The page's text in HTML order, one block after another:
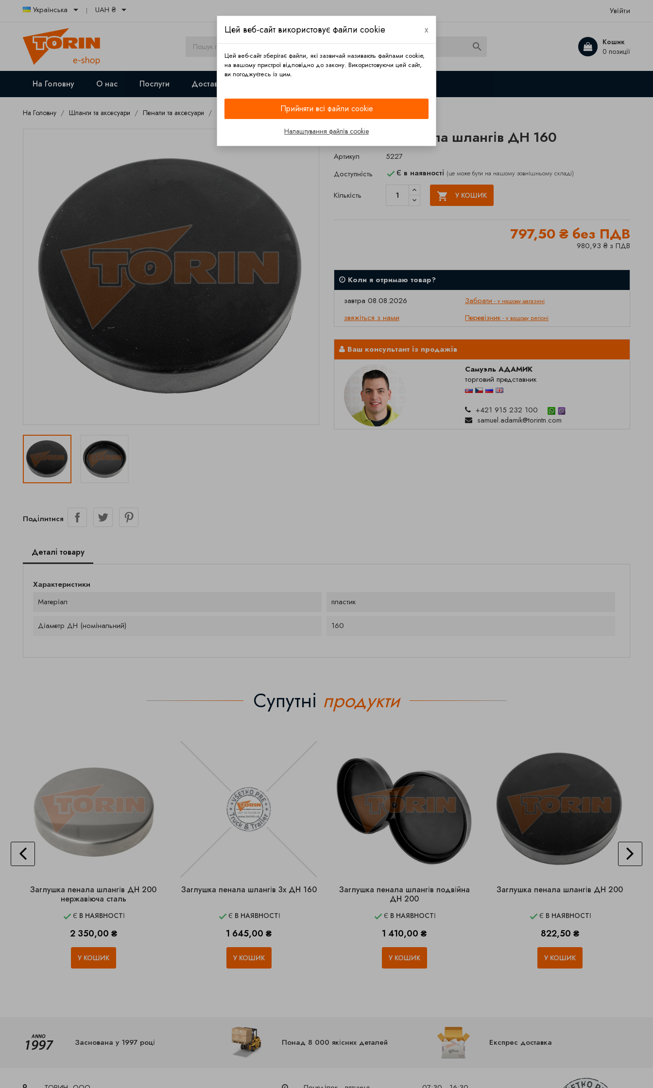
Українська  UAH ₴  Увійти
Кошик
0 позиції

На Головну О нас Послуги Доставка
На Головну Шланги та аксесуари Пенали та аксесуари Заглушка пенала шлангів ДН 160
Заглушка пенала шлангів ДН 160
Артикул
5227
Доступність
 Є в наявності (це може бути на нашому зовнішньому складі)
Кількість  У КОШИК
797,50 ₴ без ПДВ
980,93 ₴ з ПДВ
Коли я отримаю товар?
завтра 08.08.2026
Забрати - у нашому магазині
звяжіться з нами Перевізник - у вашому регіоні
Ваш консультант із продажів
Самуэль АДАМИК
торговий представник
+421 915 232 100
samuel.adamik@torintn.com
Поділитися
Деталі товару
Характеристики
Матеріал
пластик
Діаметр ДН (номінальний) 160
Супутні продукти
Заглушка пенала шлангів ДН 200
нержавіюча сталь
 Є В НАЯВНОСТІ
Ціна
2 350,00 ₴
У КОШИК
Заглушка пенала шлангів 3x ДН 160
 Є В НАЯВНОСТІ
Ціна
1 645,00 ₴
У КОШИК
Заглушка пенала шлангів подвійна
ДН 200
 Є В НАЯВНОСТІ
Ціна
1 410,00 ₴
У КОШИК
Заглушка пенала шлангів ДН 200
 Є В НАЯВНОСТІ
Ціна
822,50 ₴
У КОШИК
Заснована у 1997 році Понад 8 000 якісних деталей Експрес доставка
Цей веб-сайт використовує файли cookie x
Цей веб-сайт зберігає файли, які зазвичай називають файлами cookie,
на вашому пристрої відповідно до закону. Використовуючи цей сайт,
ви погоджуєтесь із цим.
Прийняти всі файли cookie
Налаштування файлів cookie